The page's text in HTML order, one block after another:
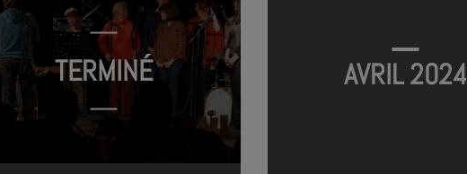
TERMINÉ AVRIL 2024